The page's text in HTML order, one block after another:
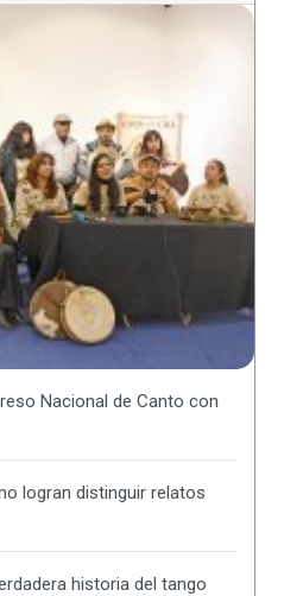
Nacional de Canto con
logran distinguir relatos
historia del tango